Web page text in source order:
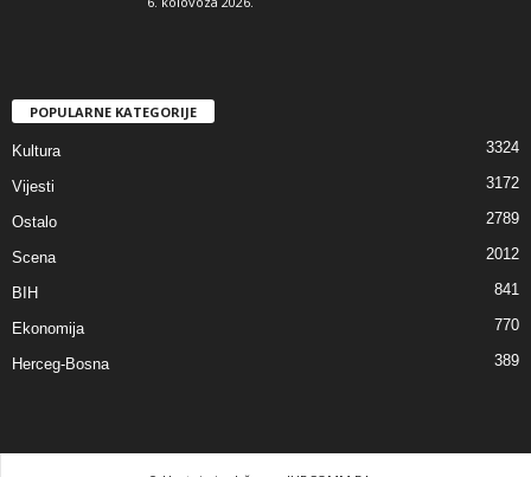
POPULARNE KATEGORIJE
Kultura 3324
Vijesti 3172
Ostalo 2789
Scena 2012
BIH 841
Ekonomija 770
Herceg-Bosna 389